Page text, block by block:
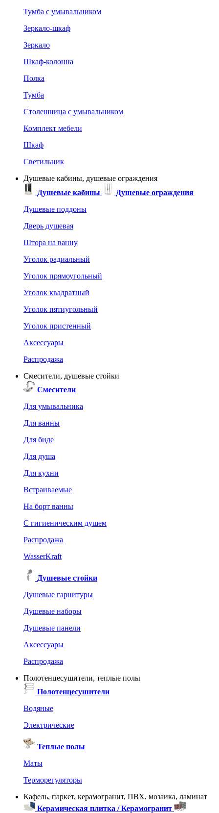
Тумба с умывальником
Зеркало-шкаф
Зеркало
Шкаф-колонна
Полка
Тумба
Столешница с умывальником
Комплект мебели
Шкаф
Светильник
Душевые кабины, душевые ограждения
Душевые кабины
Душевые ограждения
Душевые поддоны
Дверь душевая
Штора на ванну
Уголок радиальный
Уголок прямоугольный
Уголок квадратный
Уголок пятиугольный
Уголок пристенный
Аксессуары
Распродажа
Смесители, душевые стойки
Смесители
Для умывальника
Для ванны
Для биде
Для душа
Для кухни
Встраиваемые
На борт ванны
C гигиеническим душем
Распродажа
WasserKraft
Душевые стойки
Душевые гарнитуры
Душевые наборы
Душевые панели
Аксессуары
Распродажа
Полотенцесушители, теплые полы
Полотенцесушители
Водяные
Электрические
Теплые полы
Маты
Терморегуляторы
Кафель, паркет, керамогранит, ПВХ, мозаика, ламинат
Керамическая плитка / Керамогранит